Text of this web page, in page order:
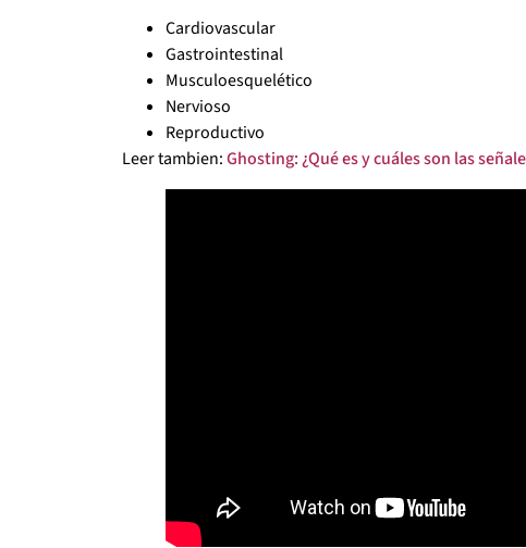
Cardiovascular
Gastrointestinal
Musculoesquelético
Nervioso
Reproductivo
Leer tambien:Ghosting: ¿Qué es y cuáles son las